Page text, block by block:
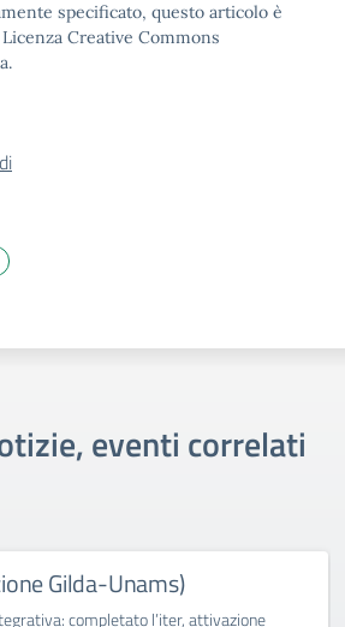
specificato, questo articolo è
Creative Commons
eventi correlati
Gilda-Unams)
completato l’iter, attivazione